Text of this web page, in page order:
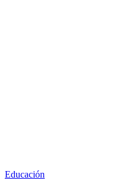
Educación